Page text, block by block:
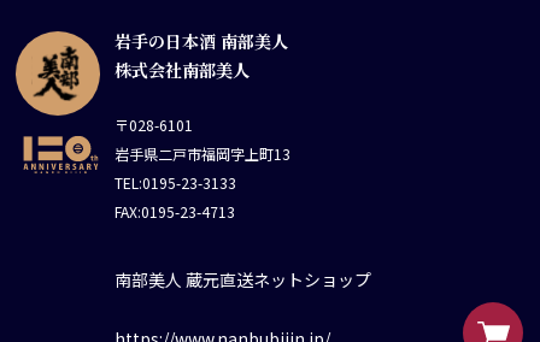
岩手の日本酒 南部美人
株式会社南部美人
〒028-6101
岩手県二戸市福岡字上町13
TEL:0195-23-3133
FAX:0195-23-4713
南部美人 蔵元直送ネットショップ